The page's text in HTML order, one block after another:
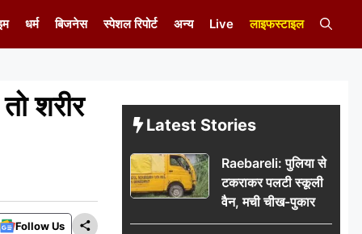
धर्म बिजनेस स्पेशल रिपोर्ट अन्य Live लाइफस्टाइल
शरीर
Follow Us
Latest Stories
Raebareli: पुलिया से
टकराकर पलटी स्कूली
वैन, मची चीख-पुकार